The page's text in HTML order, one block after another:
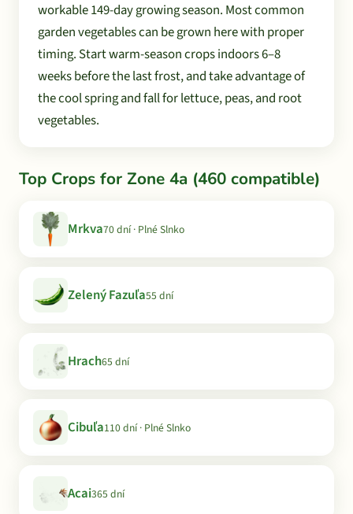
workable 149-day growing season. Most common
garden vegetables can be grown here with proper
timing. Start warm-season crops indoors 6–8
weeks before the last frost, and take advantage of
the cool spring and fall for lettuce, peas, and root
vegetables.
Top Crops for Zone 4a (460 compatible)
Mrkva70 dní · Plné Slnko
Zelený Fazuľa55 dní
Hrach65 dní
Cibuľa110 dní · Plné Slnko
Acai365 dní